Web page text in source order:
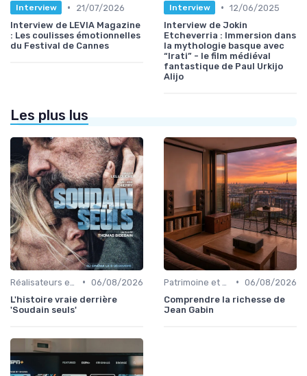
Interview •
21/07/2026
Interview de LEVIA Magazine
: Les coulisses émotionnelles
du Festival de Cannes
Interview • 12/06/2025
Interview de Jokin
Etcheverria : Immersion dans
la mythologie basque avec
“Irati” - le film médiéval
fantastique de Paul Urkijo
Alijo
Les plus lus
• 06/08/2026
L'histoire vraie derrière
'Soudain seuls'
• 06/08/2026
Comprendre la richesse de
Jean Gabin